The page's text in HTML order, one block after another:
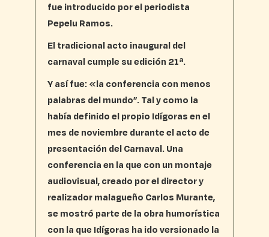
fue introducido por el periodista
Pepelu Ramos.
El tradicional acto inaugural del
carnaval cumple su edición 21ª.
Y así fue: «la conferencia con menos
palabras del mundo”. Tal y como la
había definido el propio Idígoras en el
mes de noviembre durante el acto de
presentación del Carnaval. Una
conferencia en la que con un montaje
audiovisual, creado por el director y
realizador malagueño Carlos Murante,
se mostró parte de la obra humorística
con la que Idígoras ha ido versionado la